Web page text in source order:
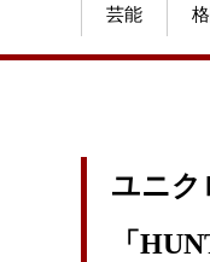
芸能
ユニク
「